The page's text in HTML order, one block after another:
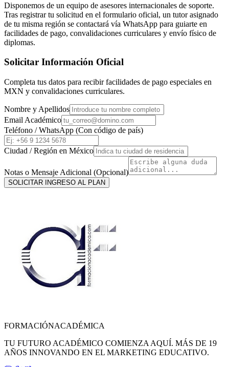
Disponemos de un equipo de asesores internacionales de soporte.
Tras registrar tu solicitud en el formulario oficial, un tutor asignado
de tu misma región se contactará vía WhatsApp para guiarte en
facilidades de pago, convalidaciones curriculares y envío físico de
diplomas.
Solicitar Información Oficial
Completa tus datos para recibir facilidades de pago especiales en
MXN y convalidaciones curriculares.
Nombre y Apellidos
Email Académico
Teléfono / WhatsApp (Con código de país)
Ciudad / Región en México
Notas o Mensaje Adicional (Opcional)
SOLICITAR INGRESO AL PLAN
FORMACIÓNACADÉMICA
TU FUTURO ACADÉMICO COMIENZA AQUÍ. MÁS DE 19
AÑOS INNOVANDO EN EL MARKETING EDUCATIVO.